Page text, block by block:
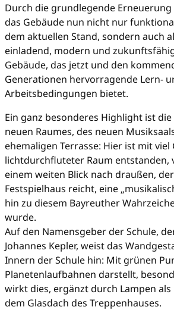
Durch die grundlegende
das Gebäude nun nicht nur
dem aktuellen Stand, sondern auch
einladend, modern und
Gebäude, das jetzt und den
Generationen hervorragende Lern-
Arbeitsbedingungen bietet.
Ein ganz besonderes Highlight ist
neuen Raumes, des neuen
ehemaligen Terrasse: Hier ist mit viel
lichtdurchfluteter Raum entstanden,
einem weiten Blick nach draußen,
Festspielhaus reicht, eine
hin zu diesem Bayreuther
wurde.
Auf den Namensgeber der Schule,
Johannes Kepler, weist das
Innern der Schule hin: Mit grünen
Planetenlaufbahnen darstellt,
wirkt dies, ergänzt durch Lampen
dem Glasdach des Treppenhauses.